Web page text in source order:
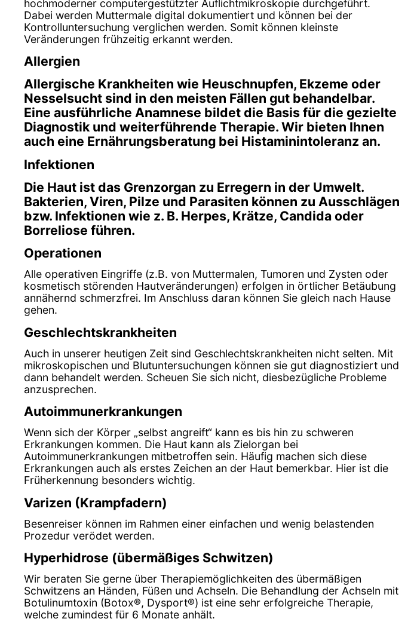
hochmoderner computergestützter Auflichtmikroskopie durchgeführt.
Dabei werden Muttermale digital dokumentiert und können bei der
Kontrolluntersuchung verglichen werden. Somit können kleinste
Veränderungen frühzeitig erkannt werden.
Allergien
Allergische Krankheiten wie Heuschnupfen, Ekzeme oder
Nesselsucht sind in den meisten Fällen gut behandelbar.
Eine ausführliche Anamnese bildet die Basis für die gezielte
Diagnostik und weiterführende Therapie. Wir bieten Ihnen
auch eine Ernährungsberatung bei Histaminintoleranz an.
Infektionen
Die Haut ist das Grenzorgan zu Erregern in der Umwelt.
Bakterien, Viren, Pilze und Parasiten können zu Ausschlägen
bzw. Infektionen wie z. B. Herpes, Krätze, Candida oder
Borreliose führen.
Operationen
Alle operativen Eingriffe (z.B. von Muttermalen, Tumoren und Zysten oder
kosmetisch störenden Hautveränderungen) erfolgen in örtlicher Betäubung
annähernd schmerzfrei. Im Anschluss daran können Sie gleich nach Hause
gehen.
Geschlechtskrankheiten
Auch in unserer heutigen Zeit sind Geschlechtskrankheiten nicht selten. Mit
mikroskopischen und Blutuntersuchungen können sie gut diagnostiziert und
dann behandelt werden. Scheuen Sie sich nicht, diesbezügliche Probleme
anzusprechen.
Autoimmunerkrankungen
Wenn sich der Körper „selbst angreift“ kann es bis hin zu schweren
Erkrankungen kommen. Die Haut kann als Zielorgan bei
Autoimmunerkrankungen mitbetroffen sein. Häufig machen sich diese
Erkrankungen auch als erstes Zeichen an der Haut bemerkbar. Hier ist die
Früherkennung besonders wichtig.
Varizen (Krampfadern)
Besenreiser können im Rahmen einer einfachen und wenig belastenden
Prozedur verödet werden.
Hyperhidrose (übermäßiges Schwitzen)
Wir beraten Sie gerne über Therapiemöglichkeiten des übermäßigen
Schwitzens an Händen, Füßen und Achseln. Die Behandlung der Achseln mit
Botulinumtoxin (Botox®, Dysport®) ist eine sehr erfolgreiche Therapie,
welche zumindest für 6 Monate anhält.